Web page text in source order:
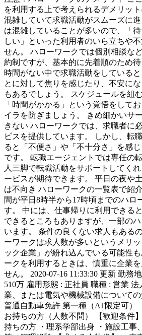
を利用する上で考えられるデメリット
混雑していて求職活動がスムーズに
は混雑していることが多いので、「
しい」といった利用者のいら立ちや
せん。 ハローワークでは個別相談な
約制ですが、基本的に先着順のため待
時間がない中で求職活動をしている
とに対して焦りを感じたり、不安に
もあるでしょう。 スケジュールを組
「時間がかかる」という覚悟をして
イラを防ぎましょう。 きめ細かいサ
きない ハローワークでは、求職者に
ビスを提供しています。 しかし、転
ると「不便さ」や「不十分さ」を感
です。 転職エージェントでは専任の
人三脚で転職活動をサポートしてく
ービスが期待できます。 平日の夜や
は不向き ハローワークの一覧表で紹
間が平日8時半から17時頃までのハロ
す。 中には、仕事帰りに利用できる
できるところもありますが、一部の
います。 条件の良くない求人もある
ーワークは求人数が多いというメリ
ック企業」が紛れ込んでいる可能性
ークを利用するときは、慎重に企業
せん。 2020-07-16 11:33:30 更新 勤務
510万 雇用形態 : 正社員 職種 : 営業
業、または電気や機械設備についての
普通自動車免許 第一種（AT限定可）
お持ちの方（人数不問） 【歓迎条件
持ちの方 ・理系学部出身 ・施設工事